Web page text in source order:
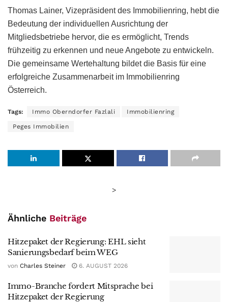
Thomas Lainer, Vizepräsident des Immobilienring, hebt die
Bedeutung der individuellen Ausrichtung der
Mitgliedsbetriebe hervor, die es ermöglicht, Trends
frühzeitig zu erkennen und neue Angebote zu entwickeln.
Die gemeinsame Wertehaltung bildet die Basis für eine
erfolgreiche Zusammenarbeit im Immobilienring
Österreich.
Tags: Immo Oberndorfer Fazlali Immobilienring
Peges Immobilien
>
Ähnliche Beiträge
Hitzepaket der Regierung: EHL sieht
Sanierungsbedarf beim WEG
von Charles Steiner 6. AUGUST 2026
Immo-Branche fordert Mitsprache bei
Hitzepaket der Regierung